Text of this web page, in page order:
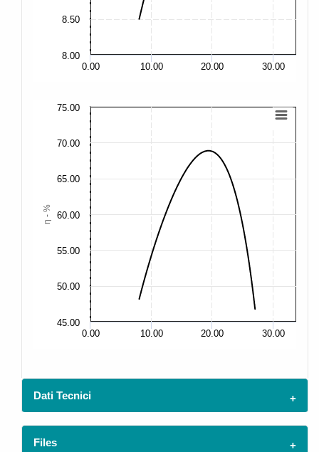
0.00 20.00
10.00 30.00
8.50
8.00
η - %
0.00 20.00
10.00 30.00
45.00
50.00
55.00
60.00
65.00
70.00
75.00
Dati Tecnici
Files